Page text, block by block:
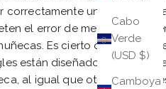
Cabo
Verde
(USD $)
Camboya
correctamente un brazalete
el error de medir solo el
Es cierto que los All
están diseñados para
al igual que otros